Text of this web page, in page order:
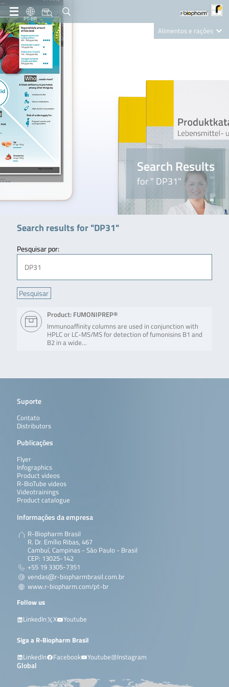
PT-BR
Alimentos e rações
Nutrition Care
Search Results
for " DP31"
Search results for "DP31"
Pesquisar por:
Product: FUMONIPREP®
Immunoaffinity columns are used in conjunction with
HPLC or LC-MS/MS for detection of fumonisins B1 and
B2 in a wide…
Suporte
Contato
Distributors
Publicações
Flyer
Infographics
Product videos
R-BioTube videos
Videotrainings
Product catalogue
Informações da empresa
R-Biopharm Brasil
R. Dr. Emílio Ribas, 467
Cambuí, Campinas - São Paulo - Brasil
CEP: 13025-142
+55 19 3305-7351
vendas@r-biopharmbrasil.com.br
www.r-biopharm.com/pt-br
Follow us
LinkedIn
X Youtube
Siga a R-Biopharm Brasil
LinkedIn
Facebook Youtube Instagram
Global